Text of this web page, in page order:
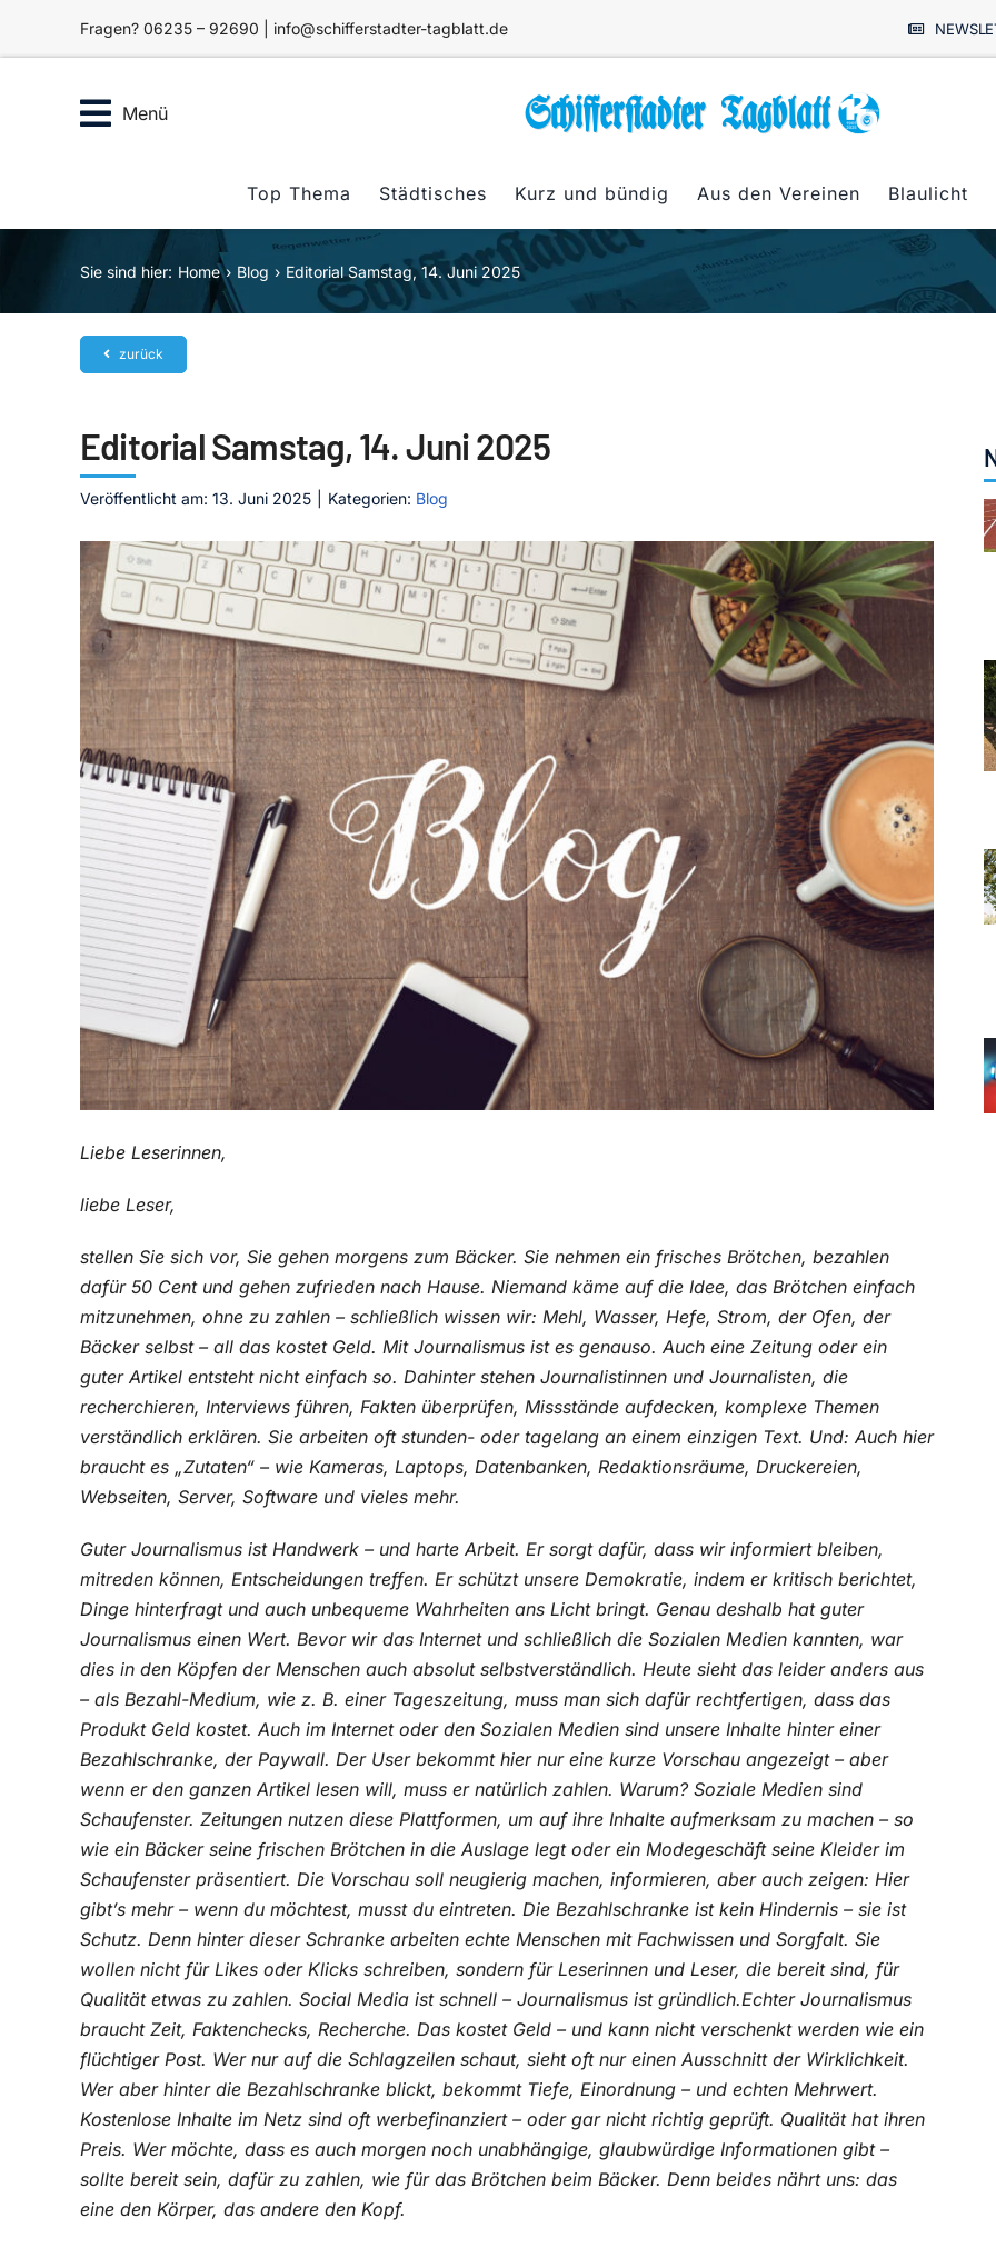
Fragen? 06235 – 92690 | info@schifferstadter-tagblatt.de
Menü
Top Thema Städtisches Kurz und bündig Aus den Vereinen Blaulicht
Sie sind hier: Home Blog Editorial Samstag, 14. Juni 2025
zurück
Editorial Samstag, 14. Juni 2025
Veröffentlicht am: 13. Juni 2025 Kategorien: Blog
Liebe Leserinnen,
liebe Leser,
stellen Sie sich vor, Sie gehen morgens zum Bäcker. Sie nehmen ein frisches Brötchen, bezahlen
dafür 50 Cent und gehen zufrieden nach Hause. Niemand käme auf die Idee, das Brötchen einfach
mitzunehmen, ohne zu zahlen – schließlich wissen wir: Mehl, Wasser, Hefe, Strom, der Ofen, der
Bäcker selbst – all das kostet Geld. Mit Journalismus ist es genauso. Auch eine Zeitung oder ein
guter Artikel entsteht nicht einfach so. Dahinter stehen Journalistinnen und Journalisten, die
recherchieren, Interviews führen, Fakten überprüfen, Missstände aufdecken, komplexe Themen
verständlich erklären. Sie arbeiten oft stunden- oder tagelang an einem einzigen Text. Und: Auch hier
braucht es „Zutaten“ – wie Kameras, Laptops, Datenbanken, Redaktionsräume, Druckereien,
Webseiten, Server, Software und vieles mehr.
Guter Journalismus ist Handwerk – und harte Arbeit. Er sorgt dafür, dass wir informiert bleiben,
mitreden können, Entscheidungen treffen. Er schützt unsere Demokratie, indem er kritisch berichtet,
Dinge hinterfragt und auch unbequeme Wahrheiten ans Licht bringt. Genau deshalb hat guter
Journalismus einen Wert. Bevor wir das Internet und schließlich die Sozialen Medien kannten, war
dies in den Köpfen der Menschen auch absolut selbstverständlich. Heute sieht das leider anders aus
– als Bezahl-Medium, wie z. B. einer Tageszeitung, muss man sich dafür rechtfertigen, dass das
Produkt Geld kostet. Auch im Internet oder den Sozialen Medien sind unsere Inhalte hinter einer
Bezahlschranke, der Paywall. Der User bekommt hier nur eine kurze Vorschau angezeigt – aber
wenn er den ganzen Artikel lesen will, muss er natürlich zahlen. Warum? Soziale Medien sind
Schaufenster. Zeitungen nutzen diese Plattformen, um auf ihre Inhalte aufmerksam zu machen – so
wie ein Bäcker seine frischen Brötchen in die Auslage legt oder ein Modegeschäft seine Kleider im
Schaufenster präsentiert. Die Vorschau soll neugierig machen, informieren, aber auch zeigen: Hier
gibt’s mehr – wenn du möchtest, musst du eintreten. Die Bezahlschranke ist kein Hindernis – sie ist
Schutz. Denn hinter dieser Schranke arbeiten echte Menschen mit Fachwissen und Sorgfalt. Sie
wollen nicht für Likes oder Klicks schreiben, sondern für Leserinnen und Leser, die bereit sind, für
Qualität etwas zu zahlen. Social Media ist schnell – Journalismus ist gründlich.Echter Journalismus
braucht Zeit, Faktenchecks, Recherche. Das kostet Geld – und kann nicht verschenkt werden wie ein
flüchtiger Post. Wer nur auf die Schlagzeilen schaut, sieht oft nur einen Ausschnitt der Wirklichkeit.
Wer aber hinter die Bezahlschranke blickt, bekommt Tiefe, Einordnung – und echten Mehrwert.
Kostenlose Inhalte im Netz sind oft werbefinanziert – oder gar nicht richtig geprüft. Qualität hat ihren
Preis. Wer möchte, dass es auch morgen noch unabhängige, glaubwürdige Informationen gibt –
sollte bereit sein, dafür zu zahlen, wie für das Brötchen beim Bäcker. Denn beides nährt uns: das
eine den Körper, das andere den Kopf.